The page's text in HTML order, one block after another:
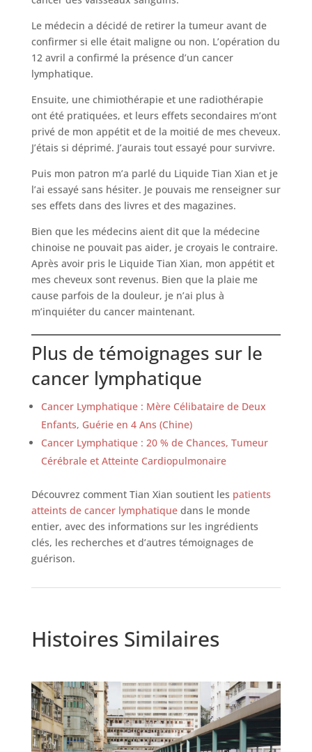
Le médecin a décidé de retirer la tumeur avant de
confirmer si elle était maligne ou non. L’opération du
12 avril a confirmé la présence d’un cancer
lymphatique.
Ensuite, une chimiothérapie et une radiothérapie
ont été pratiquées, et leurs effets secondaires m’ont
privé de mon appétit et de la moitié de mes cheveux.
J’étais si déprimé. J’aurais tout essayé pour survivre.
Puis mon patron m’a parlé du Liquide Tian Xian et je
l’ai essayé sans hésiter. Je pouvais me renseigner sur
ses effets dans des livres et des magazines.
Bien que les médecins aient dit que la médecine
chinoise ne pouvait pas aider, je croyais le contraire.
Après avoir pris le Liquide Tian Xian, mon appétit et
mes cheveux sont revenus. Bien que la plaie me
cause parfois de la douleur, je n’ai plus à
m’inquiéter du cancer maintenant.
Plus de témoignages sur le
cancer lymphatique
Cancer Lymphatique : Mère Célibataire de Deux
Enfants, Guérie en 4 Ans (Chine)
Cancer Lymphatique : 20 % de Chances, Tumeur
Cérébrale et Atteinte Cardiopulmonaire
Découvrez comment Tian Xian soutient les patients
atteints de cancer lymphatiquedans le monde
entier, avec des informations sur les ingrédients
clés, les recherches et d’autres témoignages de
guérison.
Histoires Similaires